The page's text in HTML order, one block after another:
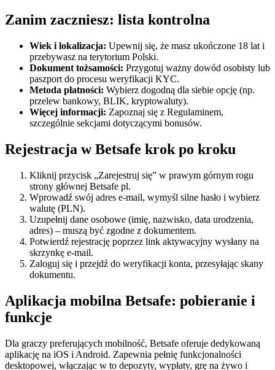
Zanim zaczniesz: lista kontrolna
Wiek i lokalizacja: Upewnij się, że masz ukończone 18 lat i
przebywasz na terytorium Polski.
Dokument tożsamości: Przygotuj ważny dowód osobisty lub
paszport do procesu weryfikacji KYC.
Metoda płatności: Wybierz dogodną dla siebie opcję (np.
przelew bankowy, BLIK, kryptowaluty).
Więcej informacji: Zapoznaj się z Regulaminem,
szczególnie sekcjami dotyczącymi bonusów.
Rejestracja w Betsafe krok po kroku
Kliknij przycisk „Zarejestruj się” w prawym górnym rogu
strony głównej Betsafe pl.
Wprowadź swój adres e-mail, wymyśl silne hasło i wybierz
walutę (PLN).
Uzupełnij dane osobowe (imię, nazwisko, data urodzenia,
adres) – muszą być zgodne z dokumentem.
Potwierdź rejestrację poprzez link aktywacyjny wysłany na
skrzynkę e-mail.
Zaloguj się i przejdź do weryfikacji konta, przesyłając skany
dokumentu.
Aplikacja mobilna Betsafe: pobieranie i
funkcje
Dla graczy preferujących mobilność, Betsafe oferuje dedykowaną
aplikację na iOS i Android. Zapewnia pełnię funkcjonalności
desktopowej, włączając w to depozyty, wypłaty, grę na żywo i